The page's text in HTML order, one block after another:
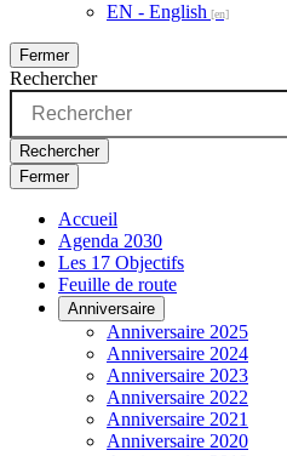
EN - English
Fermer
Rechercher
Rechercher
Fermer
Accueil
Agenda 2030
Les 17 Objectifs
Feuille de route
Anniversaire
Anniversaire 2025
Anniversaire 2024
Anniversaire 2023
Anniversaire 2022
Anniversaire 2021
Anniversaire 2020